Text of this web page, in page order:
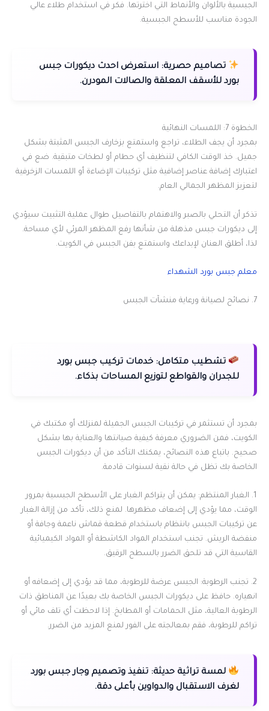
الجبسية بالألوان والأنماط التي اخترتها. فكر في استخدام طلاء عالي
الجودة مناسب للأسطح الجبسية.
تصاميم حصرية: استعرض احدث ديكورات جبس
بورد للأسقف المعلقة والصالات المودرن.
الخطوة 7: اللمسات النهائية
بمجرد أن يجف الطلاء، تراجع واستمتع بزخارف الجبس المثبتة بشكل
جميل. خذ الوقت الكافي لتنظيف أي حطام أو لطخات متبقية. ضع في
اعتبارك إضافة عناصر إضافية مثل تركيبات الإضاءة أو اللمسات الزخرفية
لتعزيز المظهر الجمالي العام.
تذكر أن التحلي بالصبر والاهتمام بالتفاصيل طوال عملية التثبيت سيؤدي
إلى ديكورات جبس مذهلة من شأنها رفع المظهر المرئي لأي مساحة.
لذا، أطلق العنان لإبداعك واستمتع بفن الجبس في الكويت.
معلم جبس بورد الشهداء
7. نصائح لصيانة ورعاية منشآت الجبس
تشطيب متكامل: خدمات تركيب جبس بورد
للجدران والقواطع لتوزيع المساحات بذكاء.
بمجرد أن تستثمر في تركيبات الجبس الجميلة لمنزلك أو مكتبك في
الكويت، فمن الضروري معرفة كيفية صيانتها والعناية بها بشكل
صحيح. باتباع هذه النصائح، يمكنك التأكد من أن ديكورات الجبس
الخاصة بك تظل في حالة نقية لسنوات قادمة.
1. الغبار المنتظم: يمكن أن يتراكم الغبار على الأسطح الجبسية بمرور
الوقت، مما يؤدي إلى إضعاف مظهرها. لمنع ذلك، تأكد من إزالة الغبار
عن تركيبات الجبس بانتظام باستخدام قطعة قماش ناعمة وجافة أو
منفضة الريش. تجنب استخدام المواد الكاشطة أو المواد الكيميائية
القاسية التي قد تلحق الضرر بالسطح الرقيق.
2. تجنب الرطوبة: الجبس عرضة للرطوبة، مما قد يؤدي إلى إضعافه أو
انهياره. حافظ على ديكورات الجبس الخاصة بك بعيدًا عن المناطق ذات
الرطوبة العالية، مثل الحمامات أو المطابخ. إذا لاحظت أي تلف مائي أو
تراكم للرطوبة، فقم بمعالجته على الفور لمنع المزيد من الضرر.
لمسة تراثية حديثة: تنفيذ وتصميم وجار جبس بورد
لغرف الاستقبال والدواوين بأعلى دقة.